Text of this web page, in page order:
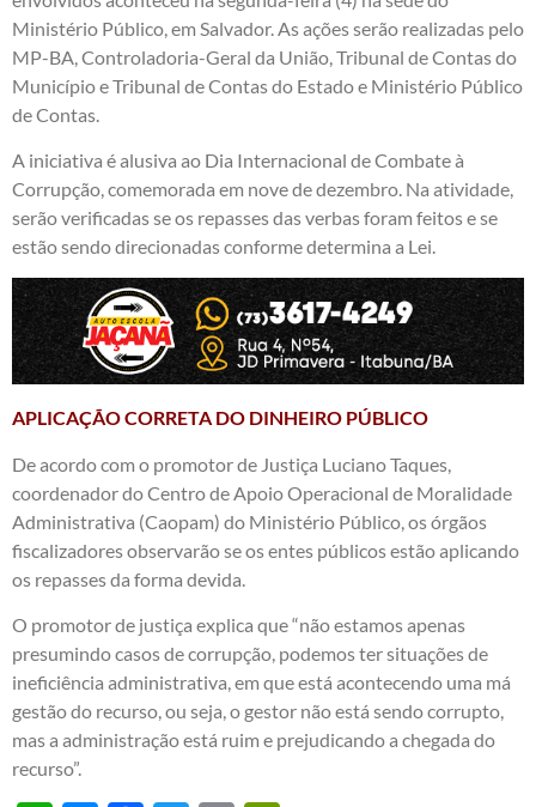
Ministério Público, em Salvador. As ações serão realizadas pelo
MP-BA, Controladoria-Geral da União, Tribunal de Contas do
Município e Tribunal de Contas do Estado e Ministério Público
de Contas.
A iniciativa é alusiva ao Dia Internacional de Combate à
Corrupção, comemorada em nove de dezembro. Na atividade,
serão verificadas se os repasses das verbas foram feitos e se
estão sendo direcionadas conforme determina a Lei.
APLICAÇÃO CORRETA DO DINHEIRO PÚBLICO
De acordo com o promotor de Justiça Luciano Taques,
coordenador do Centro de Apoio Operacional de Moralidade
Administrativa (Caopam) do Ministério Público, os órgãos
fiscalizadores observarão se os entes públicos estão aplicando
os repasses da forma devida.
O promotor de justiça explica que “não estamos apenas
presumindo casos de corrupção, podemos ter situações de
ineficiência administrativa, em que está acontecendo uma má
gestão do recurso, ou seja, o gestor não está sendo corrupto,
mas a administração está ruim e prejudicando a chegada do
recurso”.